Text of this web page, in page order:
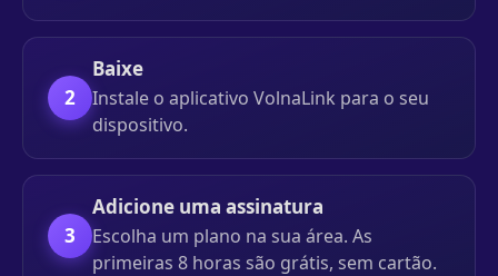
2
Baixe
Instale o aplicativo VolnaLink para o seu
dispositivo.
3
Adicione uma assinatura
Escolha um plano na sua área. As
primeiras 8 horas são grátis, sem cartão.